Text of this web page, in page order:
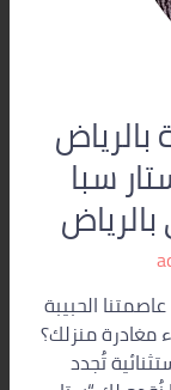
– ستار سبا
الحبيبة
مغادرة منزلك؟
تُجدد